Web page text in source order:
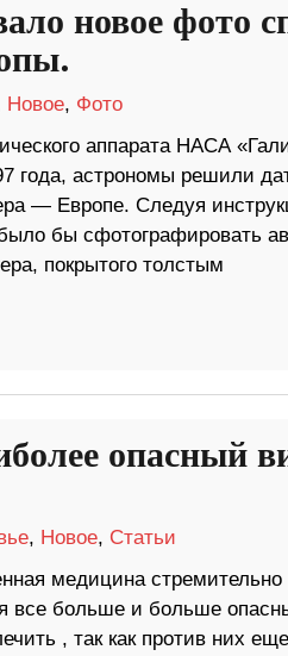
новое фото
Новое, Фото
аппарата НАСА
года, астрономы решили
— Европе. Следуя
бы сфотографировать
покрытого толстым
опасный
, Новое, Статьи
медицина стремительно
все больше и больше
, так как против них